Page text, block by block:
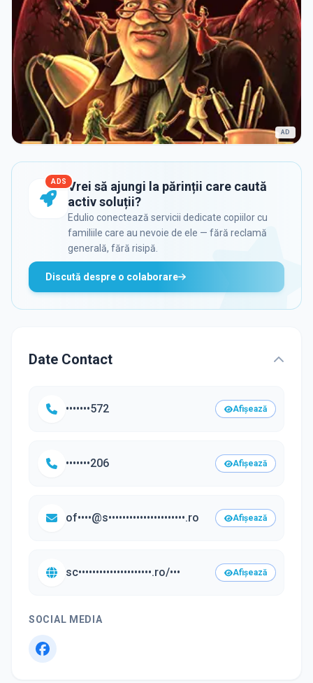
AD
ADS Vrei să ajungi la părinții care caută
activ soluții?
Edulio conectează servicii dedicate copiilor cu
familiile care au nevoie de ele — fără reclamă
generală, fără risipă.
Discută despre o colaborare
Date Contact
•••••••572 Afișează
•••••••206 Afișează
of••••@s••••••••••••••••••••••.ro Afișează
sc•••••••••••••••••••••.ro/••• Afișează
SOCIAL MEDIA